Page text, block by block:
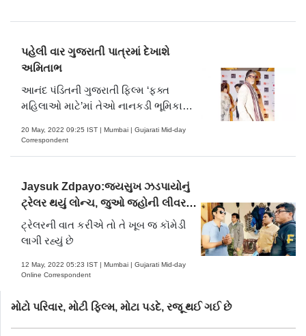
પહેલી વાર ગુજરાતી પાત્રમાં દેખાશે
અમિતાભ
આનંદ પંડિતની ગુજરાતી ફિલ્મ ‘ફક્ત
મહિલાઓ માટે’માં તેઓ નાનકડી ભૂમિકામાં
20 May, 2022 09:25 IST | Mumbai | Gujarati Mid-day
Correspondent
Jaysuk Zdpayo:જયસુખ ઝડપાયોનું
ટ્રેલર થયું લોન્ચ, જુઓ જ્હોની લીવરનું
ગુજરાતી રૂપ
ટ્રેલરની વાત કરીએ તો તે ખૂબ જ કૉમેડી
લાગી રહ્યું છે
12 May, 2022 05:23 IST | Mumbai | Gujarati Mid-day
Online Correspondent
મોટો પરિવાર, મોટી ફિલ્મ, મોટા પડદે, રજૂ થઈ ગઈ છે